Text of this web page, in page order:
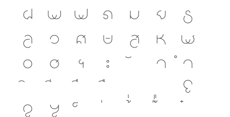
ฝ พ ฟ ภ ม ย ร
ล ว ศ ษ ส ห ฬ
อ ฮ ฯ ะ า ำ
โ